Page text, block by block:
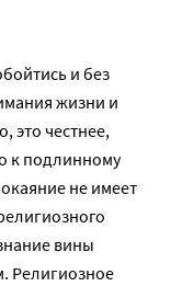
и без
жизни и
это честнее,
к подлинному
не имеет
вины
Религиозное